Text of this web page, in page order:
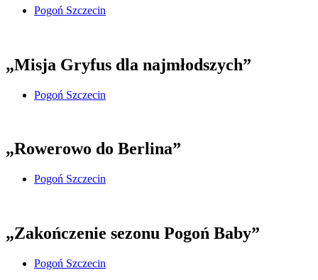
Pogoń Szczecin
„Misja Gryfus dla najmłodszych”
Pogoń Szczecin
„Rowerowo do Berlina”
Pogoń Szczecin
„Zakończenie sezonu Pogoń Baby”
Pogoń Szczecin